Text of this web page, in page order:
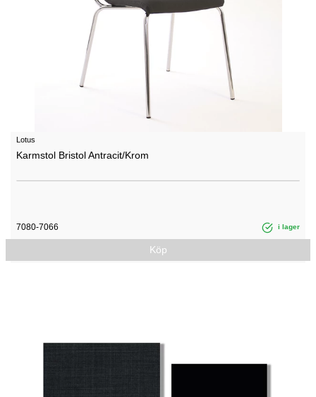
Lotus
Karmstol Bristol Antracit/Krom
7080-7066 i lager
Köp